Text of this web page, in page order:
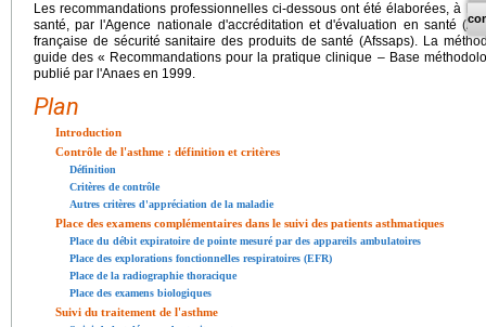
Les recommandations professionnelles ci-dessous ont été élaborées, à
santé, par l'Agence nationale d'accréditation et d'évaluation en santé
française de sécurité sanitaire des produits de santé (Afssaps). La
guide des « Recommandations pour la pratique clinique – Base
publié par l'Anaes en 1999.
Plan
Introduction
Contrôle de l'asthme : définition et critères
Définition
Critères de contrôle
Autres critères d'appréciation de la maladie
Place des examens complémentaires dans le suivi des patients asthmatiques
Place du débit expiratoire de pointe mesuré par des appareils ambulatoires
Place des explorations fonctionnelles respiratoires (EFR)
Place de la radiographie thoracique
Place des examens biologiques
Suivi du traitement de l'asthme